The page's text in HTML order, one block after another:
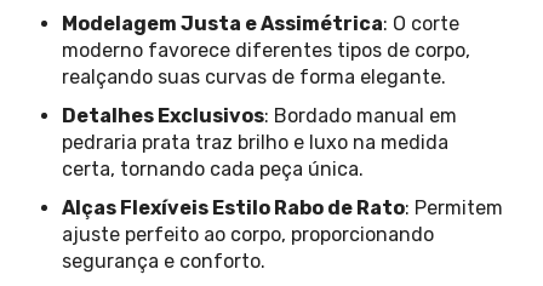
Modelagem Justa e Assimétrica: O corte
moderno favorece diferentes tipos de corpo,
realçando suas curvas de forma elegante.
Detalhes Exclusivos: Bordado manual em
pedraria prata traz brilho e luxo na medida
certa, tornando cada peça única.
Alças Flexíveis Estilo Rabo de Rato: Permitem
ajuste perfeito ao corpo, proporcionando
segurança e conforto.